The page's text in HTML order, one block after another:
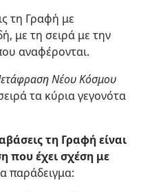
τη Γραφή με
με τη σειρά με την
αναφέρονται.
Νέου Κόσμου
τα κύρια γεγονότα
τη Γραφή είναι
που έχει σχέση με
παράδειγμα: